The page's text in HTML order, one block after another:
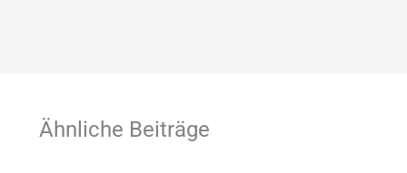
Ähnliche Beiträge